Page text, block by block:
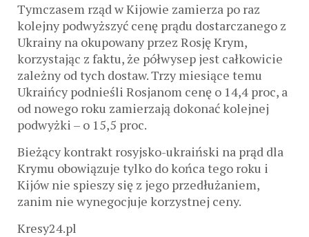
Tymczasem rząd w Kijowie zamierza po raz
kolejny podwyższyć cenę prądu dostarczanego z
Ukrainy na okupowany przez Rosję Krym,
korzystając z faktu, że półwysep jest całkowicie
zależny od tych dostaw. Trzy miesiące temu
Ukraińcy podnieśli Rosjanom cenę o 14,4 proc, a
od nowego roku zamierzają dokonać kolejnej
podwyżki – o 15,5 proc.
Bieżący kontrakt rosyjsko-ukraiński na prąd dla
Krymu obowiązuje tylko do końca tego roku i
Kijów nie spieszy się z jego przedłużaniem,
zanim nie wynegocjuje korzystnej ceny.
Kresy24.pl